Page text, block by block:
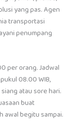
yang pas. Agen
transportasi
penumpang
per orang. Jadwal
08.00 WIB,
atau sore hari.
buat
awal begitu sampai.